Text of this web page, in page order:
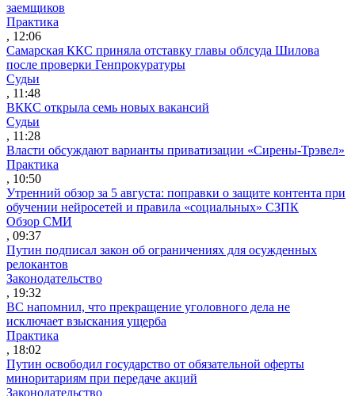
заемщиков
Практика
, 12:06
Самарская ККС приняла отставку главы облсуда Шилова
после проверки Генпрокуратуры
Судьи
, 11:48
ВККС открыла семь новых вакансий
Судьи
, 11:28
Власти обсуждают варианты приватизации «Сирены-Трэвел»
Практика
, 10:50
Утренний обзор за 5 августа: поправки о защите контента при
обучении нейросетей и правила «социальных» СЗПК
Обзор СМИ
, 09:37
Путин подписал закон об ограничениях для осужденных
релокантов
Законодательство
, 19:32
ВС напомнил, что прекращение уголовного дела не
исключает взыскания ущерба
Практика
, 18:02
Путин освободил государство от обязательной оферты
миноритариям при передаче акций
Законодательство